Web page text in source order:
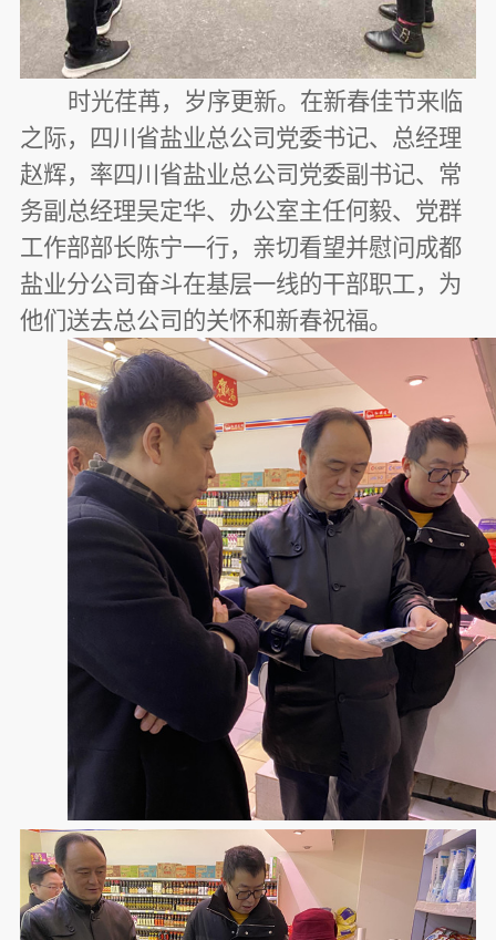
时光荏苒，岁序更新。 在新春佳节来临
之际，四川省盐业总公司党委书记、总经理
赵辉，率四川省盐业总公司 党委副书记、常
务副总经理吴定华、 办公室主任何毅、 党群
工作部部长陈宁一行，亲切看望并慰问成都
盐业分公司奋斗在基层一线的干部职工，为
他们送去总公司的关怀和新春祝福。